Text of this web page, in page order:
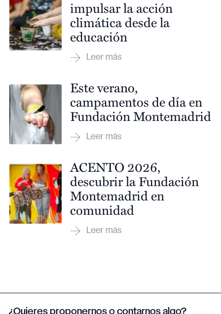
impulsar la acción
climática desde la
educación
Este verano,
campamentos de día en
Fundación Montemadrid
ACENTO 2026,
descubrir la Fundación
Montemadrid en
comunidad
¿Quieres proponernos o contarnos algo?